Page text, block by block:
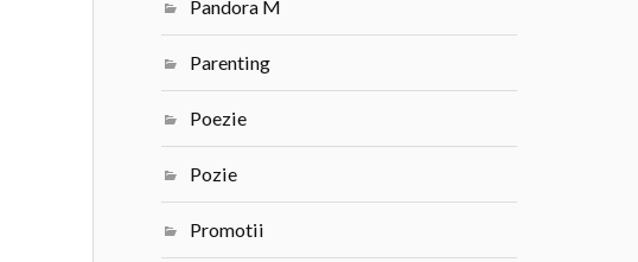
Pandora M
Parenting
Poezie
Pozie
Promotii